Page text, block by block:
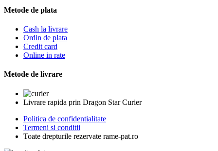
Metode de plata
Cash la livrare
Ordin de plata
Credit card
Online in rate
Metode de livrare
Livrare rapida prin Dragon Star Curier
Politica de confidentialitate
Termeni si conditii
Toate drepturile rezervate rame-pat.ro